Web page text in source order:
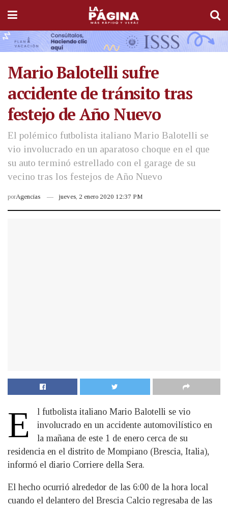
Mario Balotelli sufre
accidente de tránsito tras
festejo de Año Nuevo
El polémico futbolista italiano Mario Balotelli se
vio involucrado en un aparatoso choque en el que
su auto terminó estrellado con el garage de su
vecino tras los festejos de Año Nuevo
porAgencias jueves, 2 enero 2020 12:37 PM
E
l futbolista italiano Mario Balotelli se vio
involucrado en un accidente automovilístico en
la mañana de este 1 de enero cerca de su
residencia en el distrito de Mompiano (Brescia, Italia),
informó el diario Corriere della Sera.
El hecho ocurrió alrededor de las 6:00 de la hora local
cuando el delantero del Brescia Calcio regresaba de las